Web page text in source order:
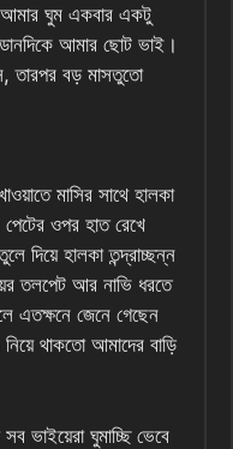
আমার ঘুম একবার একটু
আমার ছোট ভাই।
তারপর বড় মাসতুতো
মাসির সাথে হালকা
ওপর হাত রেখে
দিয়ে হালকা তন্দ্রাচ্ছন্ন
তলপেট আর নাভি ধরতে
এতক্ষনে জেনে গেছেন
নিয়ে থাকতো আমাদের বাড়ি
ভাইয়েরা ঘুমাচ্ছি ভেবে